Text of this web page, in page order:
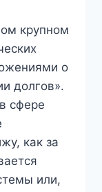
крупном
о
долгов».
сфере
как за
или,